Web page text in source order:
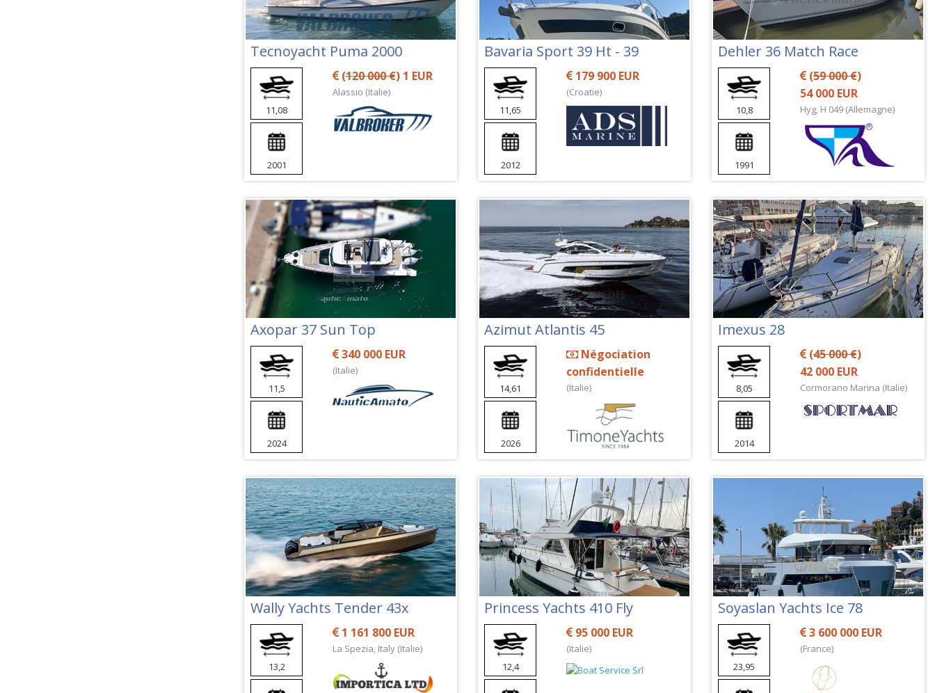
Tecnoyacht Puma 2000
11,08
2001
(120 000 €) 1 EUR
Alassio (Italie)
Bavaria Sport 39 Ht - 39
11,65
2012
179 900 EUR
(Croatie)
Dehler 36 Match Race
10,8
1991
(59 000 €)
54 000 EUR
Hyg, H 049 (Allemagne)
Axopar 37 Sun Top
11,5
2024
340 000 EUR
(Italie)
Azimut Atlantis 45
14,61
2026
Négociation
confidentielle
(Italie)
Imexus 28
8,05
2014
(45 000 €)
42 000 EUR
Cormorano Marina (Italie)
Wally Yachts Tender 43x
13,2
1 161 800 EUR
La Spezia, Italy (Italie)
Princess Yachts 410 Fly
12,4
95 000 EUR
(Italie)
Soyaslan Yachts Ice 78
23,95
3 600 000 EUR
(France)